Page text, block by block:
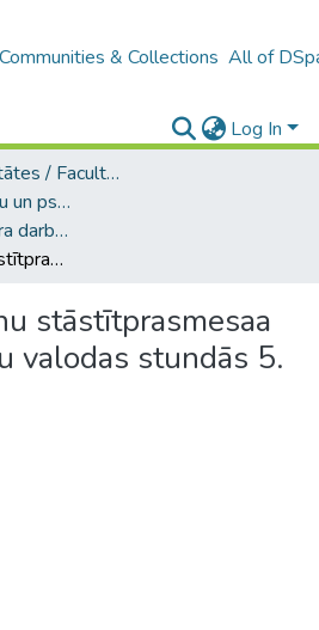
Communities & Collections All of
Log In
B4 – LU fakultātes / Faculties of the UL
A -- Izglītības zinātņu un psiholoģijas fakultāte / Faculty of Education Sciences and Psychology
Bakalaura un maģistra darbi (PPMF) / Bachelor's and Master's theses
Komiksi skolēnu stāstītprasmesaa attīstībai Angļu valodas stundās 5. klasē
stāstītprasmesaa
valodas stundās 5.